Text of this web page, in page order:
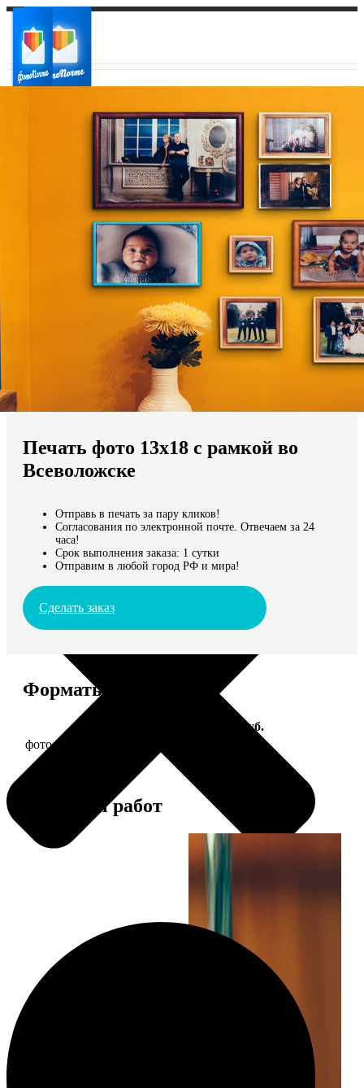
Ваш регион доставки
Выберите из списка:
Мы доставляем по всему миру
Продолжить без города
Печать фото 13х18 с рамкой во
Всеволожске
Отправь в печать за пару кликов!
Согласования по электронной почте. Отвечаем за 24
часа!
Срок выполнения заказа: 1 сутки
Отправим в любой город РФ и мира!
Сделать заказ
Форматы и цены
Цена, руб.
фото 13х18 в деревянной рамке
Примеры работ